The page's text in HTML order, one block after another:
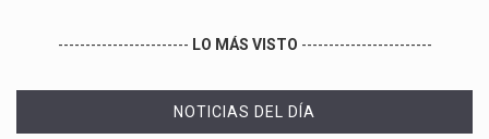
------------------------ LO MÁS VISTO ------------------------
NOTICIAS DEL DÍA